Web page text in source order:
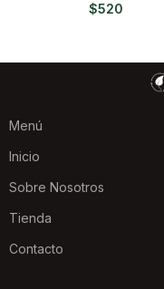
$520
Menú
Inicio
Sobre Nosotros
Tienda
Contacto